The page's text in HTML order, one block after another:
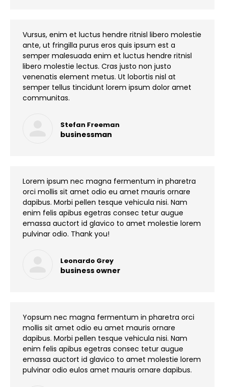
Vursus, enim et luctus hendre ritnisl libero molestie
ante, ut fringilla purus eros quis ipsum est a
semper malesuada enim et luctus hendre ritnisl
libero molestie lectus. Cras justo non justo
venenatis element metus. Ut lobortis nisl at
semper tellus tincidunt lorem ipsum dolor amet
communitas.
Stefan Freeman
businessman
Lorem ipsum nec magna fermentum in pharetra
orci mollis sit amet odio eu amet mauris ornare
dapibus. Morbi pellen tesque vehicula nisi. Nam
enim felis apibus egetras consec tetur augue
emassa auctort id glavico to amet molestie lorem
pulvinar odio. Thank you!
Leonardo Grey
business owner
Yopsum nec magna fermentum in pharetra orci
mollis sit amet odio eu amet mauris ornare
dapibus. Morbi pellen tesque vehicula nisi. Nam
enim felis apibus egetras consec tetur augue
emassa auctort id glavico to amet molestie lorem
pulvinar odio eulos amet mauris ornare dapibus.